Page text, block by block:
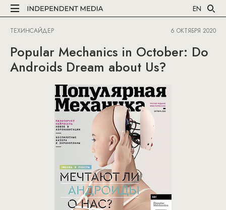
EN
ТЕХИНСАЙДЕР 6 ОКТЯБРЯ 2020
Popular Mechanics in October: Do
Androids Dream about Us?